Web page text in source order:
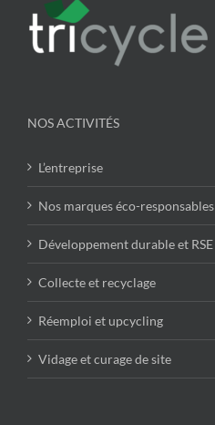
NOS ACTIVITÉS
L’entreprise
Nos marques éco-responsables
Développement durable et RSE
Collecte et recyclage
Réemploi et upcycling
Vidage et curage de site